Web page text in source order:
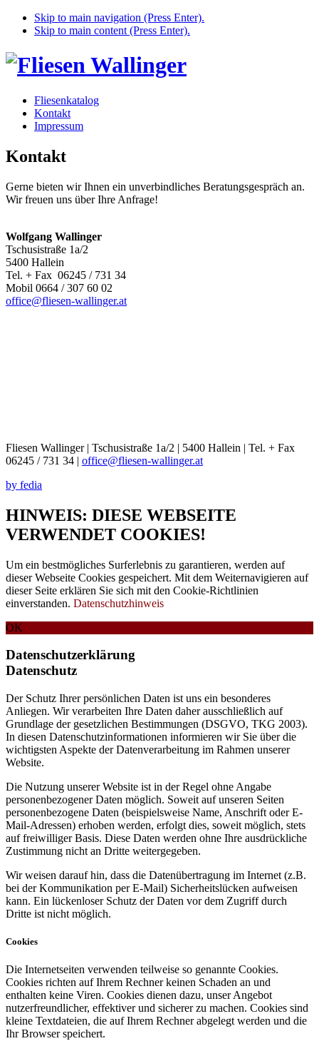
Skip to main navigation (Press Enter).
Skip to main content (Press Enter).
Fliesenkatalog
Kontakt
Impressum
Kontakt
Gerne bieten wir Ihnen ein unverbindliches Beratungsgespräch an.
Wir freuen uns über Ihre Anfrage!
Wolfgang Wallinger
Tschusistraße 1a/2
5400 Hallein
Tel. + Fax 06245 / 731 34
Mobil 0664 / 307 60 02
office@fliesen-wallinger.at
Fliesen Wallinger | Tschusistraße 1a/2 | 5400 Hallein | Tel. + Fax
06245 / 731 34 | office@fliesen-wallinger.at
by fedia
HINWEIS: DIESE WEBSEITE
VERWENDET COOKIES!
Um ein bestmögliches Surferlebnis zu garantieren, werden auf
dieser Webseite Cookies gespeichert. Mit dem Weiternavigieren auf
dieser Seite erklären Sie sich mit den Cookie-Richtlinien
einverstanden. Datenschutzhinweis
OK
Datenschutzerklärung
Datenschutz
Der Schutz Ihrer persönlichen Daten ist uns ein besonderes
Anliegen. Wir verarbeiten Ihre Daten daher ausschließlich auf
Grundlage der gesetzlichen Bestimmungen (DSGVO, TKG 2003).
In diesen Datenschutzinformationen informieren wir Sie über die
wichtigsten Aspekte der Datenverarbeitung im Rahmen unserer
Website.
Die Nutzung unserer Website ist in der Regel ohne Angabe
personenbezogener Daten möglich. Soweit auf unseren Seiten
personenbezogene Daten (beispielsweise Name, Anschrift oder E-
Mail-Adressen) erhoben werden, erfolgt dies, soweit möglich, stets
auf freiwilliger Basis. Diese Daten werden ohne Ihre ausdrückliche
Zustimmung nicht an Dritte weitergegeben.
Wir weisen darauf hin, dass die Datenübertragung im Internet (z.B.
bei der Kommunikation per E-Mail) Sicherheitslücken aufweisen
kann. Ein lückenloser Schutz der Daten vor dem Zugriff durch
Dritte ist nicht möglich.
Cookies
Die Internetseiten verwenden teilweise so genannte Cookies.
Cookies richten auf Ihrem Rechner keinen Schaden an und
enthalten keine Viren. Cookies dienen dazu, unser Angebot
nutzerfreundlicher, effektiver und sicherer zu machen. Cookies sind
kleine Textdateien, die auf Ihrem Rechner abgelegt werden und die
Ihr Browser speichert.